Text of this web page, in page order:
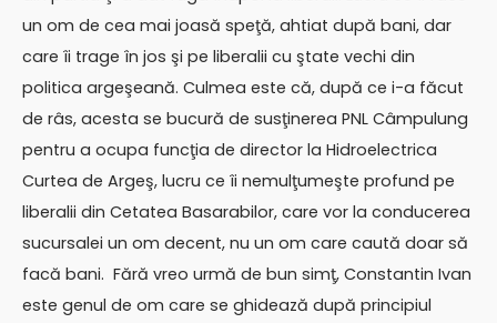
un om de cea mai joasă speţă, ahtiat după bani, dar
care îi trage în jos şi pe liberalii cu ştate vechi din
politica argeşeană. Culmea este că, după ce i-a făcut
de râs, acesta se bucură de susţinerea PNL Câmpulung
pentru a ocupa funcţia de director la Hidroelectrica
Curtea de Argeş, lucru ce îi nemulţumeşte profund pe
liberalii din Cetatea Basarabilor, care vor la conducerea
sucursalei un om decent, nu un om care caută doar să
facă bani. Fără vreo urmă de bun simţ, Constantin Ivan
este genul de om care se ghidează după principiul